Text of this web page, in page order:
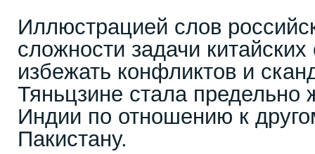
Иллюстрацией слов
сложности задачи китайских
избежать конфликтов и
Тяньцзине стала предельно
Индии по отношению к
Пакистану.